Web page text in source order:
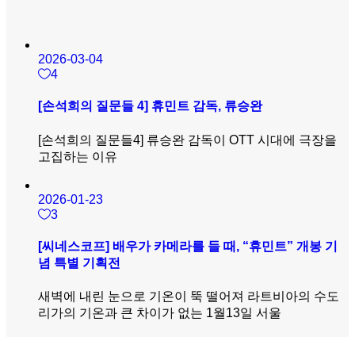
2026-03-04
4
[손석희의 질문들 4] 휴민트 감독, 류승완
[손석희의 질문들4] 류승완 감독이 OTT 시대에 극장을
고집하는 이유
2026-01-23
3
[씨네스코프] 배우가 카메라를 들 때, “휴민트” 개봉 기
념 특별 기획전
새벽에 내린 눈으로 기온이 뚝 떨어져 라트비아의 수도
리가의 기온과 큰 차이가 없는 1월13일 서울